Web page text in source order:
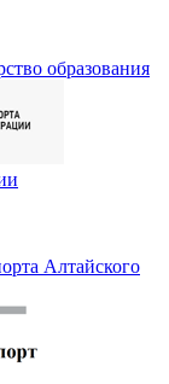
образования
Алтайского